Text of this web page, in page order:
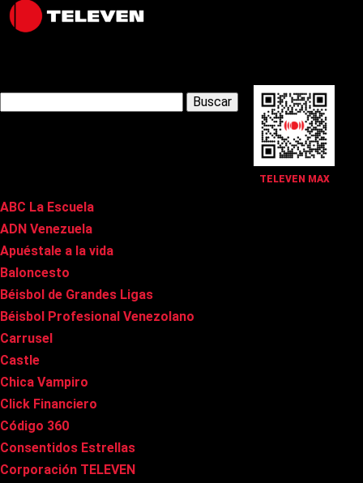
TELEVEN MAX
Latest Posts
ABC La Escuela
ADN Venezuela
Apuéstale a la vida
Baloncesto
Béisbol de Grandes Ligas
Béisbol Profesional Venezolano
Carrusel
Castle
Chica Vampiro
Click Financiero
Código 360
Consentidos Estrellas
Corporación TELEVEN